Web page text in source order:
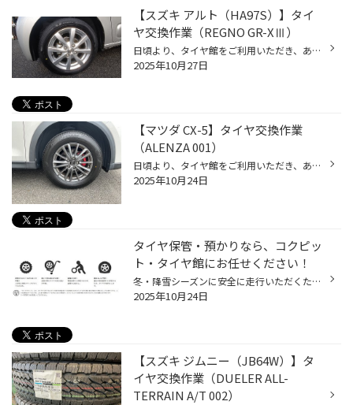
【スズキ アルト（HA97S）】タイ
ヤ交換作業（REGNO GR-XⅢ）
日頃より、タイヤ館をご利用いただき、ありがとうございます。 さて、当店と同じチェーン店の近隣タイヤ館店舗で作業いたしましたタイヤ交換作業をご紹介します。 （WEB掲載をご快諾いただきましたお客様！大変感謝しております。 いつもご愛顧いただき誠にありがとうございます！！） おクルマ：ス...
2025年10月27日
【マツダ CX-5】タイヤ交換作業
（ALENZA 001）
日頃より、タイヤ館をご利用いただき、ありがとうございます。 さて、当店と同じチェーン店の近隣タイヤ館店舗で作業いたしましたタイヤ交換作業をご紹介します。 （WEB掲載をご快諾いただきましたお客様！大変感謝しております。 いつもご愛顧いただき誠にありがとうございます！！） おクルマ：マ...
2025年10月24日
タイヤ保管・預かりなら、コクピッ
ト・タイヤ館にお任せください！
冬・降雪シーズンに安全に走行いただくためには、夏タイヤから冬タイヤへの履き替えがとても重要ですが、 外したタイヤはどうすれば？とお困りのお客様がいらっしゃるのではないでしょうか？ 今回は「タイヤ保管」についてご紹介します。 「外したタイヤはどうすればいいの？」 夏タイヤから冬タイ...
2025年10月24日
【スズキ ジムニー（JB64W）】タ
イヤ交換作業（DUELER ALL-
TERRAIN A/T 002）